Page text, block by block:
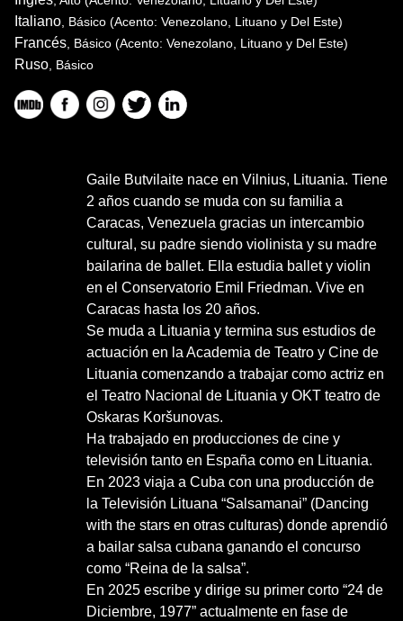
Italiano, Básico (Acento: Venezolano, Lituano y Del Este)
Francés, Básico (Acento: Venezolano, Lituano y Del Este)
Ruso, Básico
Gaile Butvilaite nace en Vilnius, Lituania. Tiene
2 años cuando se muda con su familia a
Caracas, Venezuela gracias un intercambio
cultural, su padre siendo violinista y su madre
bailarina de ballet. Ella estudia ballet y violin
en el Conservatorio Emil Friedman. Vive en
Caracas hasta los 20 años.
Se muda a Lituania y termina sus estudios de
actuación en la Academia de Teatro y Cine de
Lituania comenzando a trabajar como actriz en
el Teatro Nacional de Lituania y OKT teatro de
Oskaras Koršunovas.
Ha trabajado en producciones de cine y
televisión tanto en España como en Lituania.
En 2023 viaja a Cuba con una producción de
la Televisión Lituana “Salsamanai” (Dancing
with the stars en otras culturas) donde aprendió
a bailar salsa cubana ganando el concurso
como “Reina de la salsa”.
En 2025 escribe y dirige su primer corto “24 de
Diciembre, 1977” actualmente en fase de